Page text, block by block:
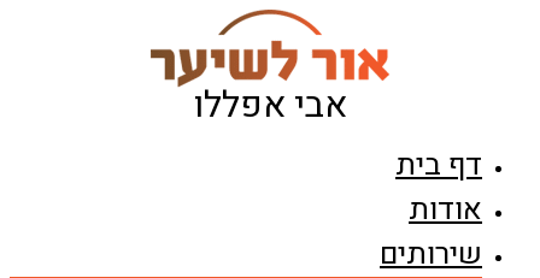
אבי אפללו
דף בית
אודות
שירותים